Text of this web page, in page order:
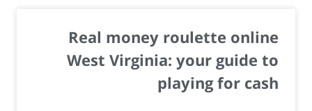
Real money roulette online
West Virginia: your guide to
playing for cash